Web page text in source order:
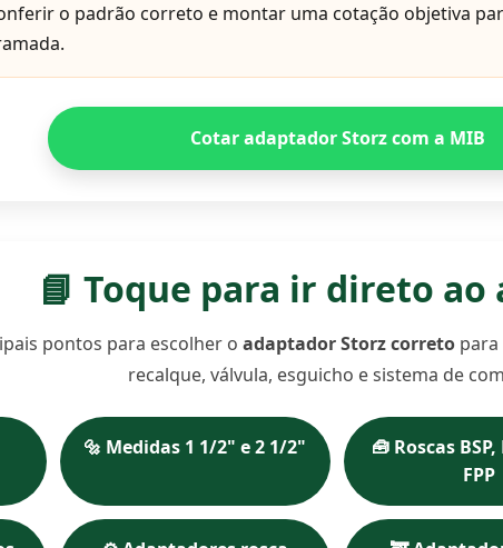
o padrão correto e montar uma cotação objetiva
Cotar adaptador Storz com a MIB
📘 Toque para ir direto ao
pontos para escolher o adaptador Storz correto
recalque, válvula, esguicho e sistema de
🔩 Medidas 1 1/2" e 2 1/2"
🧰 Roscas
FPP